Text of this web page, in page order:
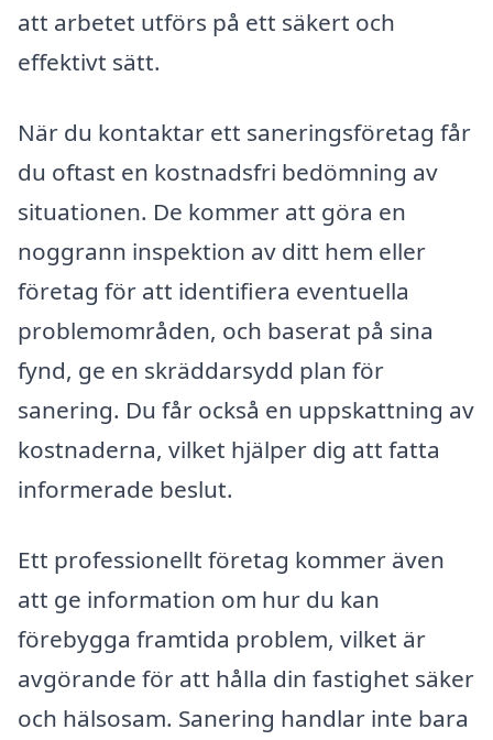
att arbetet utförs på ett säkert och
effektivt sätt.
När du kontaktar ett saneringsföretag får
du oftast en kostnadsfri bedömning av
situationen. De kommer att göra en
noggrann inspektion av ditt hem eller
företag för att identifiera eventuella
problemområden, och baserat på sina
fynd, ge en skräddarsydd plan för
sanering. Du får också en uppskattning av
kostnaderna, vilket hjälper dig att fatta
informerade beslut.
Ett professionellt företag kommer även
att ge information om hur du kan
förebygga framtida problem, vilket är
avgörande för att hålla din fastighet säker
och hälsosam. Sanering handlar inte bara